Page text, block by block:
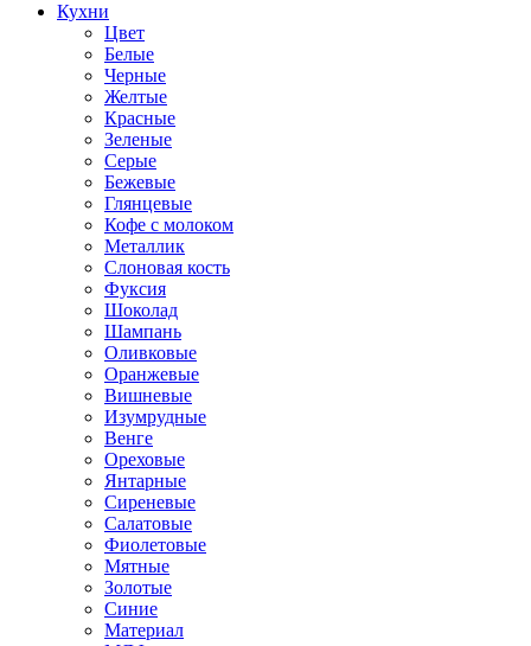
Кухни
Цвет
Белые
Черные
Желтые
Красные
Зеленые
Серые
Бежевые
Глянцевые
Кофе с молоком
Металлик
Слоновая кость
Фуксия
Шоколад
Шампань
Оливковые
Оранжевые
Вишневые
Изумрудные
Венге
Ореховые
Янтарные
Сиреневые
Салатовые
Фиолетовые
Мятные
Золотые
Синие
Материал